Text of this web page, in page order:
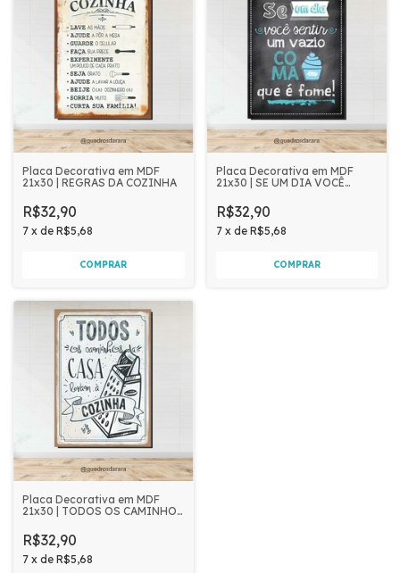
Placa Decorativa em MDF
21x30 | REGRAS DA COZINHA
R$32,90
7 x de R$5,68
Placa Decorativa em MDF
21x30 | SE UM DIA VOCÊ
R$32,90
7 x de R$5,68
Placa Decorativa em MDF
21x30 | TODOS OS CAMINHOS
R$32,90
7 x de R$5,68